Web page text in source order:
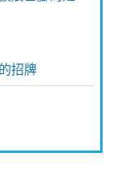
招牌